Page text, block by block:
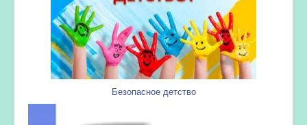
Безопасное детство